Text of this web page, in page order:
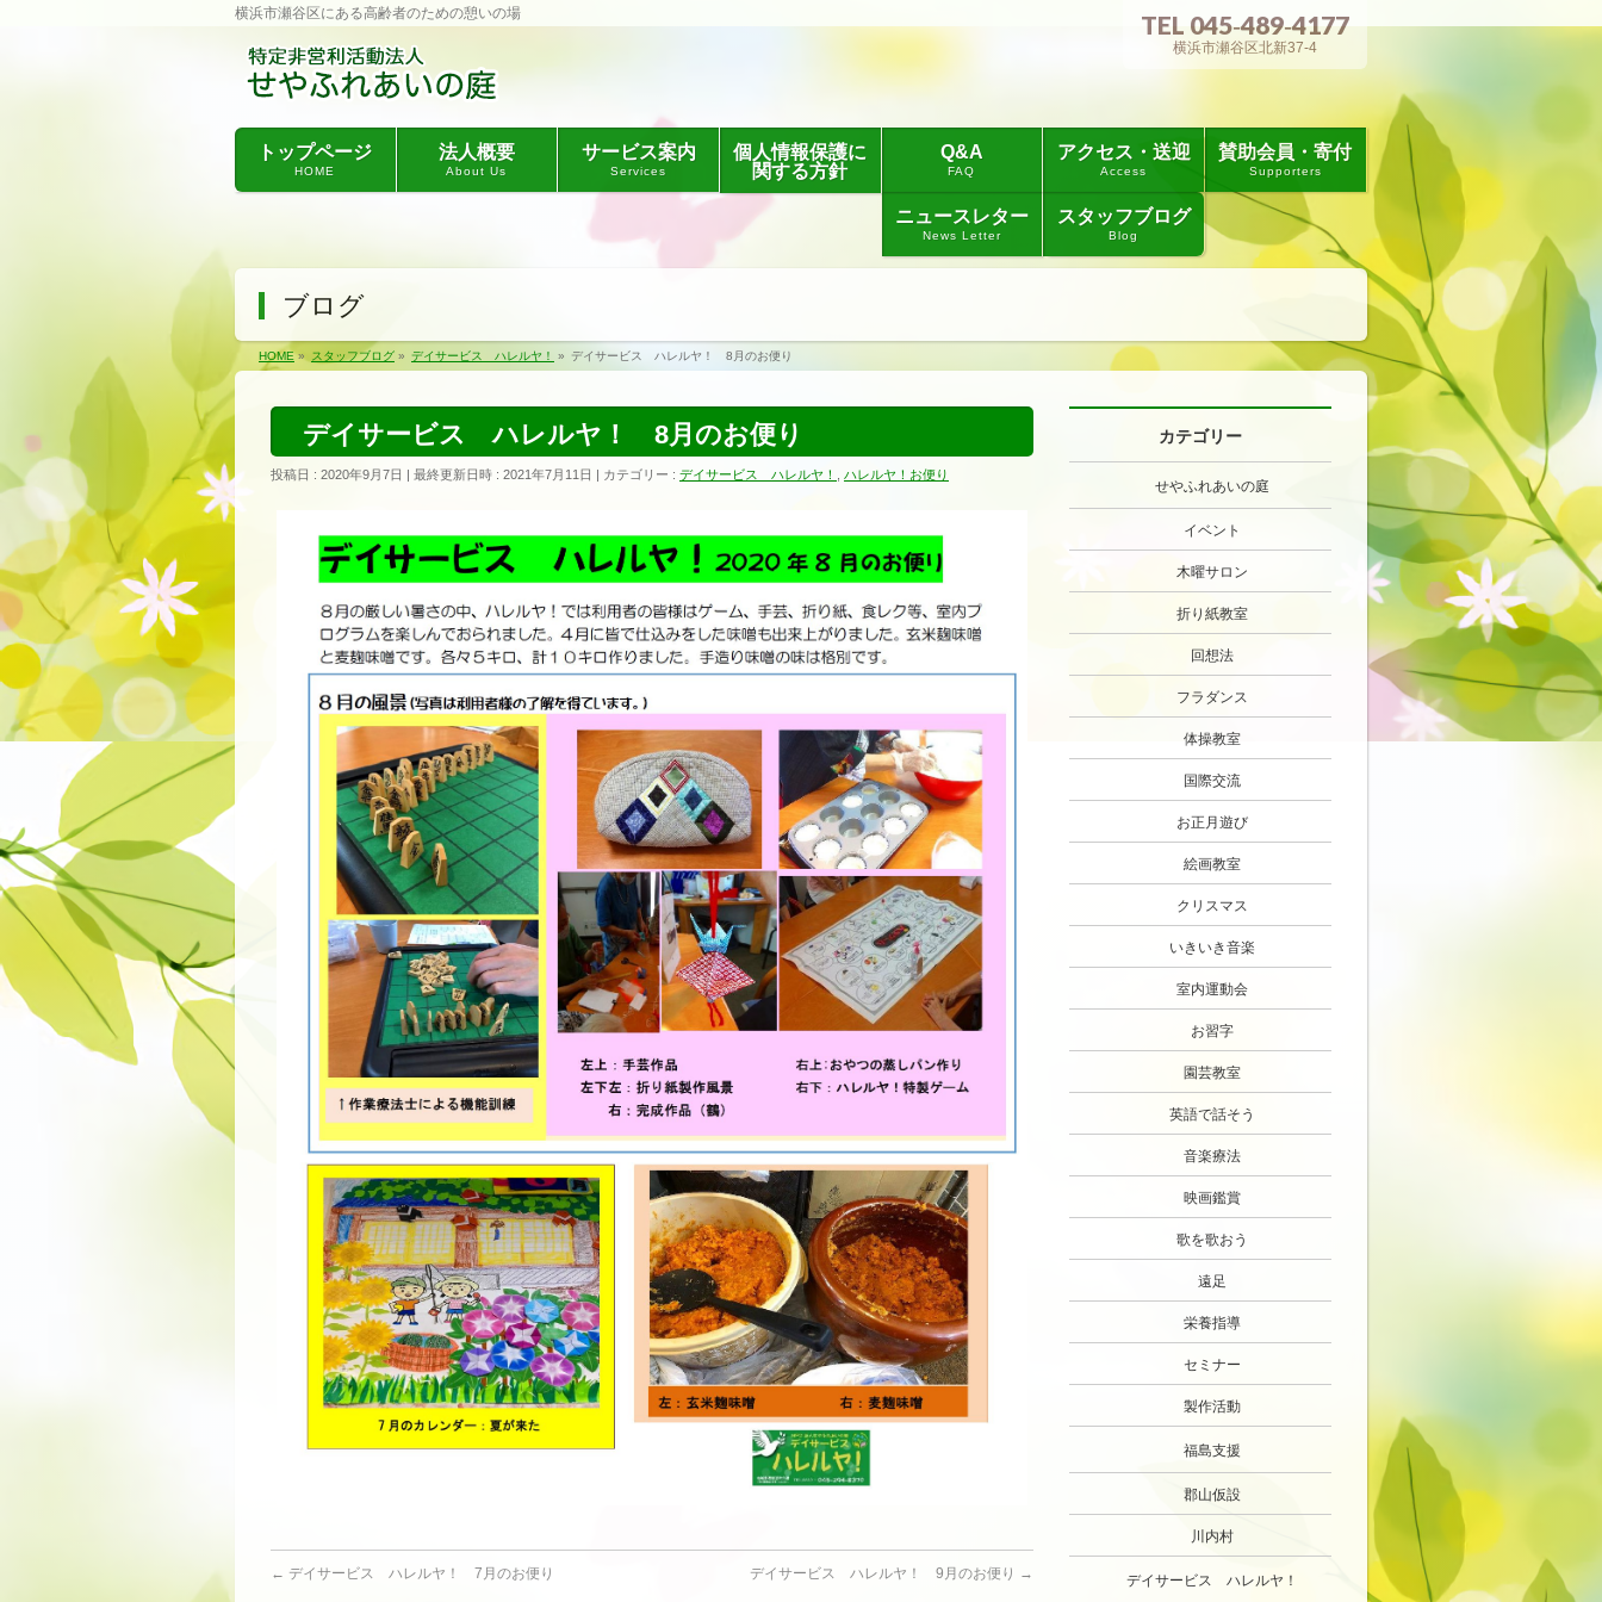
横浜市瀬谷区にある高齢者のための憩いの場 TEL 045‐489‐4177
横浜市瀬谷区北新37-4
トップページ
HOME
法人概要
About Us
サービス案内
Services
個人情報保護に
関する方針
Q&A
FAQ
アクセス・送迎
Access
賛助会員・寄付
Supporters
ニュースレター
News Letter
スタッフブログ
Blog
ブログ
HOME» スタッフブログ » デイサービス ハレルヤ！ » デイサービス ハレルヤ！ 8月のお便り
デイサービス ハレルヤ！ 8月のお便り
投稿日 : 2020年9月7日 最終更新日時 : 2021年7月11日 カテゴリー : デイサービス ハレルヤ！ ハレルヤ！お便り
← デイサービス ハレルヤ！ 7月のお便り デイサービス ハレルヤ！ 9月のお便り →
カテゴリー
せやふれあいの庭
イベント
木曜サロン
折り紙教室
回想法
フラダンス
体操教室
国際交流
お正月遊び
絵画教室
クリスマス
いきいき音楽
室内運動会
お習字
園芸教室
英語で話そう
音楽療法
映画鑑賞
歌を歌おう
遠足
栄養指導
セミナー
製作活動
福島支援
郡山仮設
川内村
デイサービス ハレルヤ！